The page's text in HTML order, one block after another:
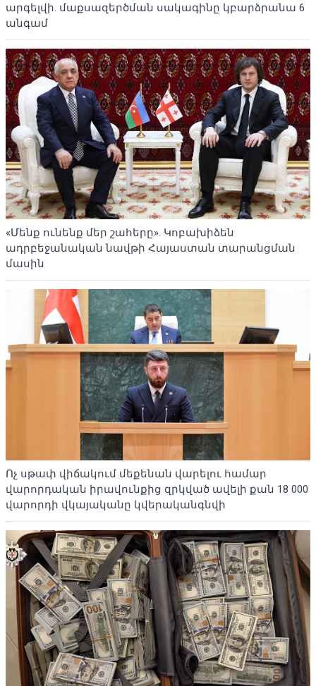
արգելվի. մաքսազերծման սակագինը կբարձրանա 6
անգամ
«Մենք ունենք մեր շահերը». Կոբախիձեն
ադրբեջանական նավթի Հայաստան տարանցման
մասին
Ոչ սթափ վիճակում մեքենան վարելու համար
վարորդական իրավունքից զրկված ավելի քան 18 000
վարորդի վկայականը կվերականգնվի